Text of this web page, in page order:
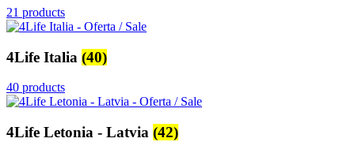
21 products
4Life Italia (40)
40 products
4Life Letonia - Latvia (42)